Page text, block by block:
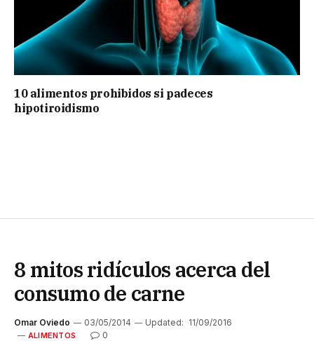
10 alimentos prohibidos si padeces
hipotiroidismo
8 mitos ridículos acerca del
consumo de carne
Omar Oviedo 03/05/2014 Updated: 11/09/2016
ALIMENTOS 0